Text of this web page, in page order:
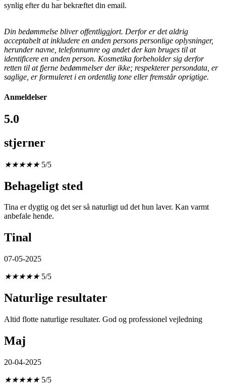
synlig efter du har bekræftet din email.
Din bedømmelse bliver offentliggjort. Derfor er det aldrig
acceptabelt at inkludere en anden persons personlige oplysninger,
herunder navne, telefonnumre og andet der kan bruges til at
identificere en anden person. Kosmetika forbeholder sig derfor
retten til at fjerne bedømmelser der ikke; respekterer persondata, er
saglige, er formuleret i en ordentlig tone eller fremstår oprigtige.
Anmeldelser
5.0
stjerner
★★★★★ 5/5
Behageligt sted
Tina er dygtig og det ser så naturligt ud det hun laver. Kan varmt
anbefale hende.
Tinal
07-05-2025
★★★★★ 5/5
Naturlige resultater
Altid flotte naturlige resultater. God og professionel vejledning
Maj
20-04-2025
★★★★★ 5/5